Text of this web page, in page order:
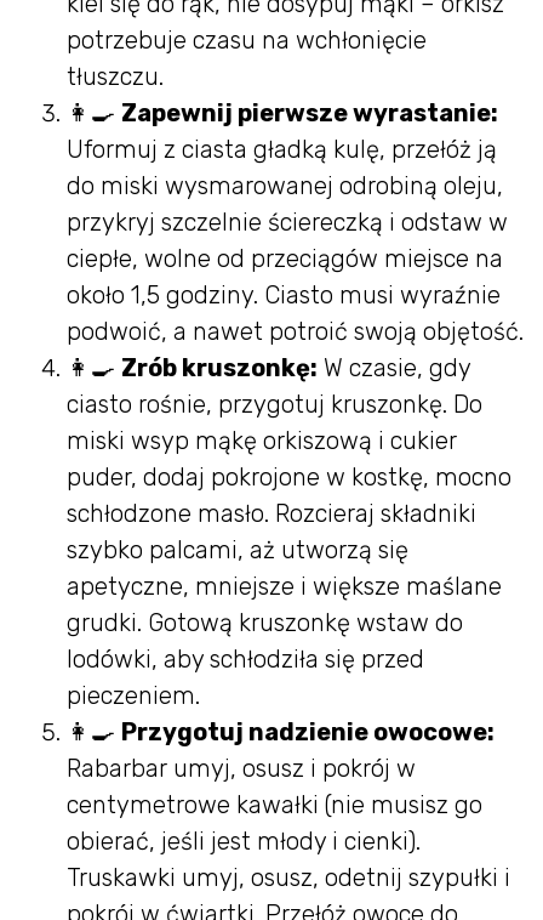
potrzebuje czasu na wchłonięcie
tłuszczu.
👩‍🍳 Zapewnij pierwsze wyrastanie:
Uformuj z ciasta gładką kulę, przełóż ją
do miski wysmarowanej odrobiną oleju,
przykryj szczelnie ściereczką i odstaw w
ciepłe, wolne od przeciągów miejsce na
około 1,5 godziny. Ciasto musi wyraźnie
podwoić, a nawet potroić swoją objętość.
👩‍🍳 Zrób kruszonkę: W czasie, gdy
ciasto rośnie, przygotuj kruszonkę. Do
miski wsyp mąkę orkiszową i cukier
puder, dodaj pokrojone w kostkę, mocno
schłodzone masło. Rozcieraj składniki
szybko palcami, aż utworzą się
apetyczne, mniejsze i większe maślane
grudki. Gotową kruszonkę wstaw do
lodówki, aby schłodziła się przed
pieczeniem.
👩‍🍳 Przygotuj nadzienie owocowe:
Rabarbar umyj, osusz i pokrój w
centymetrowe kawałki (nie musisz go
obierać, jeśli jest młody i cienki).
Truskawki umyj, osusz, odetnij szypułki i